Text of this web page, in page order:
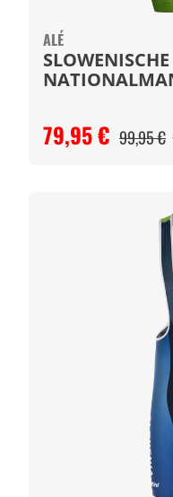
ALÉ
SLOWENISCHE
79,95 € 99,95 €